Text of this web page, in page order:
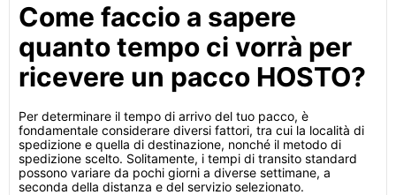
Come faccio a sapere
quanto tempo ci vorrà per
ricevere un pacco HOSTO?
Per determinare il tempo di arrivo del tuo pacco, è
fondamentale considerare diversi fattori, tra cui la località di
spedizione e quella di destinazione, nonché il metodo di
spedizione scelto. Solitamente, i tempi di transito standard
possono variare da pochi giorni a diverse settimane, a
seconda della distanza e del servizio selezionato.